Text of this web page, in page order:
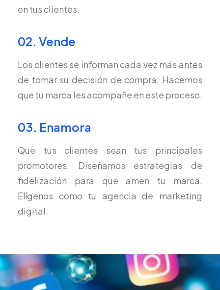
en tus clientes.
02. Vende
Los clientes se informan cada vez más antes
de tomar su decisión de compra. Hacemos
que tu marca les acompañe en este proceso.
03. Enamora
Que tus clientes sean tus principales
promotores. Diseñamos estrategias de
fidelización para que amen tu marca.
Elígenos como tu agencia de marketing
digital.